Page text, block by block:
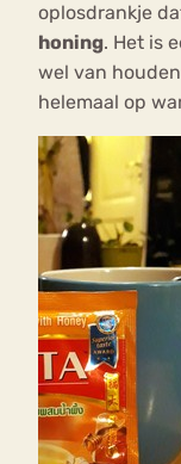
oplosdrankje
honing. Het is
wel van
helemaal op